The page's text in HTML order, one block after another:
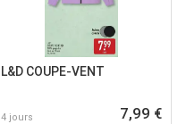
L&D COUPE-VENT
4 jours 7,99 €